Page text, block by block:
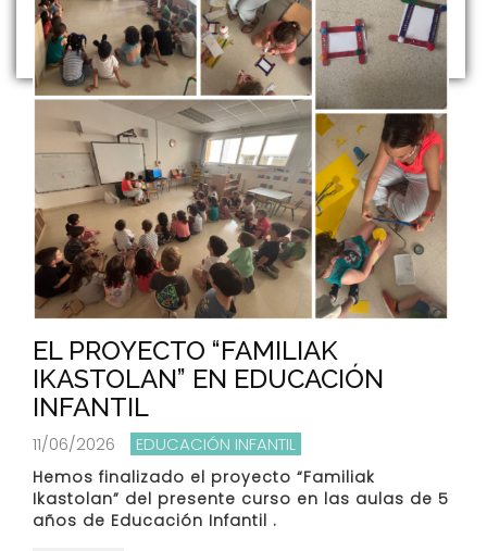
EL PROYECTO “FAMILIAK
IKASTOLAN” EN EDUCACIÓN
INFANTIL
11/06/2026 EDUCACIÓN INFANTIL
Hemos finalizado el proyecto “Familiak
Ikastolan” del presente curso en las aulas de 5
años de Educación Infantil .